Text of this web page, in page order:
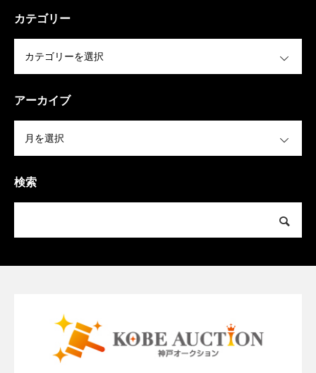
カテゴリー
アーカイブ
検索